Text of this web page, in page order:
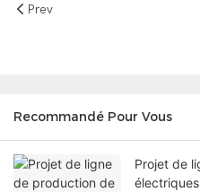
Prev
Recommandé Pour Vous
Projet de
électriques